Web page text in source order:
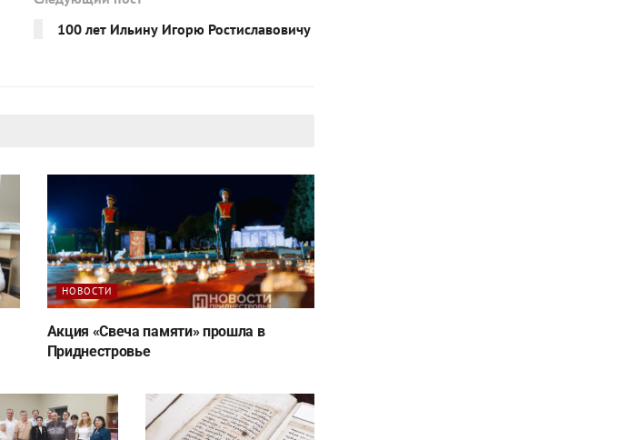
100 лет Ильину Игорю Ростиславовичу
НОВОСТИ
Акция «Свеча памяти» прошла в
Приднестровье